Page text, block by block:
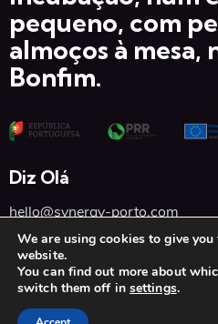
pequeno, com
almoços à mesa,
Bonfim.
Diz Olá
hello@synergy-porto.com
+351 934 397 674
We are using cookies to give
website.
You can find out more about
switch them off in settings.